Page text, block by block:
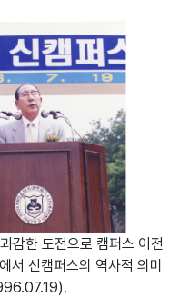
감한 도전으로 캠퍼스 이전
서 신캠퍼스의 역사적 의미